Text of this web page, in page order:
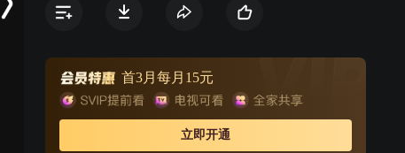
首3月每月15元
立即开通